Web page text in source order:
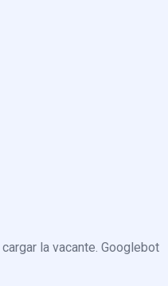
la vacante. Googlebot